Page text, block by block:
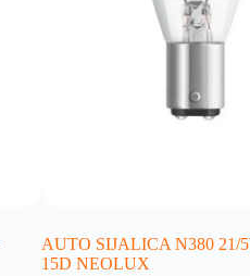
AUTO SIJALICA N380 21/
15D NEOLUX